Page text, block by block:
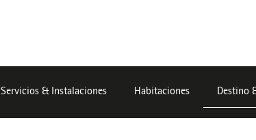
Servicios & Instalaciones Habitaciones Destino